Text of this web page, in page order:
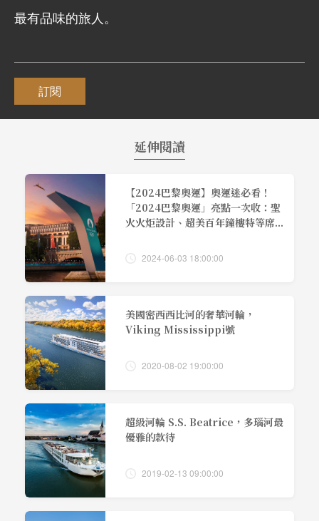
最有品味的旅人。
訂閱
延伸閱讀
【2024巴黎奧運】奧運迷必看！
「2024巴黎奧運」亮點一次收：聖
火火炬設計、超美百年鐘樓特等席...
2024-06-03 18:00:00
美國密西西比河的奢華河輪，
Viking Mississippi號
2020-08-02 19:00:00
超級河輪 S.S. Beatrice，多瑙河最
優雅的款待
2019-02-13 09:00:00